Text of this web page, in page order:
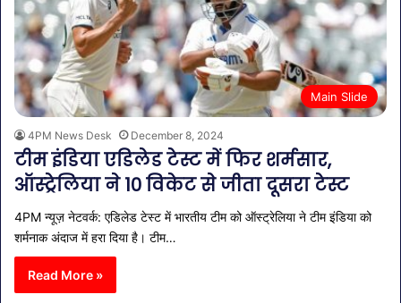
Main Slide
4PM News Desk December 8, 2024
टीम इंडिया एडिलेड टेस्ट में फिर शर्मसार,
ऑस्ट्रेलिया ने 10 विकेट से जीता दूसरा टेस्ट
4PM न्यूज़ नेटवर्क: एडिलेड टेस्ट में भारतीय टीम को ऑस्ट्रेलिया ने टीम इंडिया को
शर्मनाक अंदाज में हरा दिया है। टीम…
Read More »